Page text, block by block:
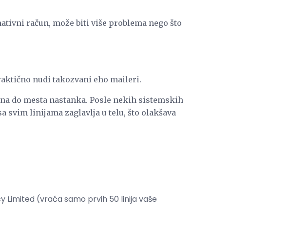
račun, može biti više problema nego što
nudi takozvani eho maileri.
do mesta nastanka. Posle nekih sistemskih
svim linijama zaglavlja u telu, što olakšava
Limited (vraća samo prvih 50 linija vaše